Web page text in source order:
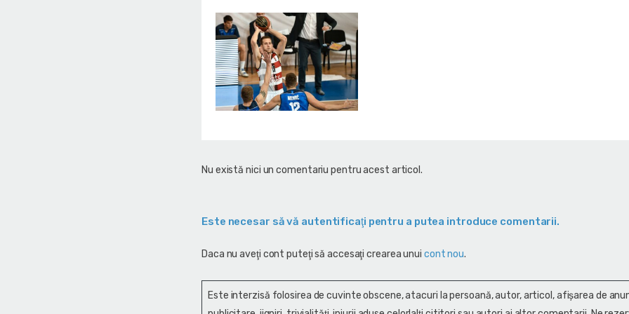
Nu există nici un comentariu pentru acest articol.
Este necesar să vă autentificaţi pentru a putea introduce comentarii.
Daca nu aveţi cont puteţi să accesaţi crearea unui cont nou.
Este interzisă folosirea de cuvinte obscene, atacuri la persoană, autor, articol, afişarea de